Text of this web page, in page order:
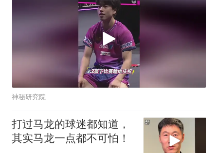
神秘研究院
打过马龙的球迷都知道，
其实马龙一点都不可怕！